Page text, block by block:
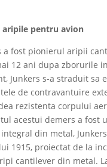
aripile pentru avion
a fost pionierul aripii
12 ani dupa zborurile
Junkers s-a straduit sa
de contravantuire
rezistenta corpului
acestui demers a fost
din metal, Junkers
1915, proiectat de la
cantilever din metal.